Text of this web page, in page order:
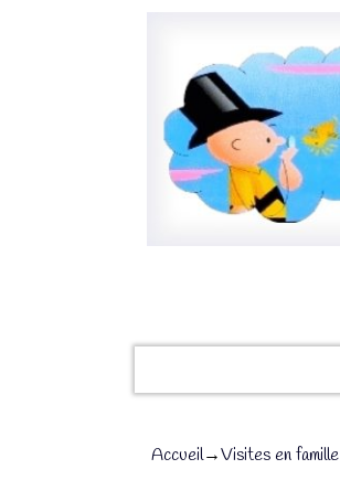
Accueil→Visites en famille